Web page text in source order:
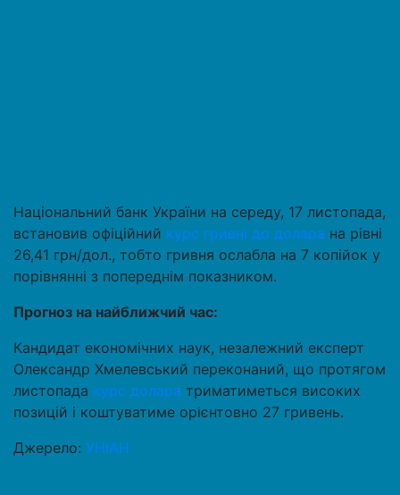
Національний банк України на середу, 17 листопада,
встановив офіційний курс гривні до долара на рівні
26,41 грн/дол., тобто гривня ослабла на 7 копійок у
порівнянні з попереднім показником.
Прогноз на найближчий час:
Кандидат економічних наук, незалежний експерт
Олександр Хмелевський переконаний, що протягом
листопада курс долара триматиметься високих
позицій і коштуватиме орієнтовно 27 гривень.
Джерело: УНІАН